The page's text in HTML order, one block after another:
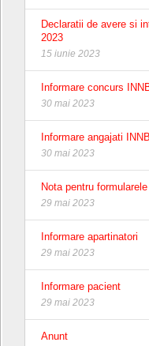
Declaratii de avere si
2023
15 iunie 2023
Informare concurs
30 mai 2023
Informare angajati
30 mai 2023
Nota pentru
29 mai 2023
Informare apartinatori
29 mai 2023
Informare pacient
29 mai 2023
Anunt